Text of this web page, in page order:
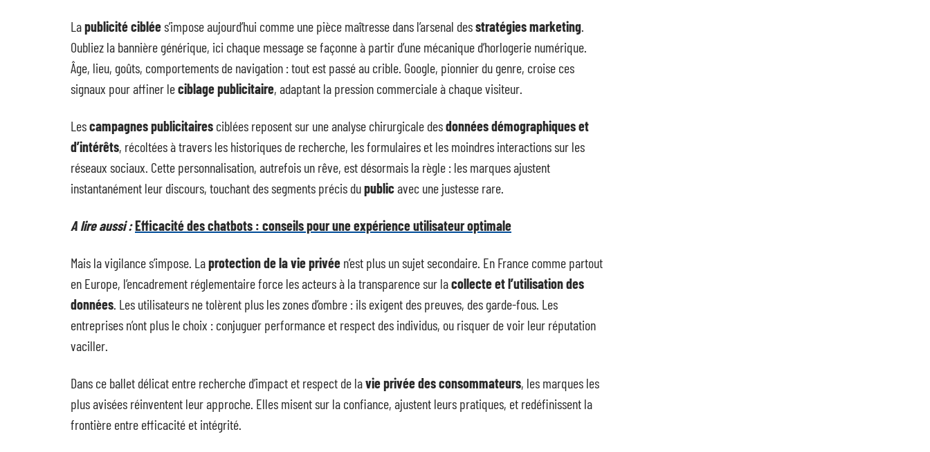
Lapublicité ciblées’impose aujourd’hui comme une pièce maîtresse dans l’arsenal desstratégies marketing.
Oubliez la bannière générique, ici chaque message se façonne à partir d’une mécanique d’horlogerie numérique.
Âge, lieu, goûts, comportements de navigation : tout est passé au crible. Google, pionnier du genre, croise ces
signaux pour affiner leciblage publicitaire, adaptant la pression commerciale à chaque visiteur.
Lescampagnes publicitaires ciblées reposent sur une analyse chirurgicale desdonnées démographiques et
d’intérêts, récoltées à travers les historiques de recherche, les formulaires et les moindres interactions sur les
réseaux sociaux. Cette personnalisation, autrefois un rêve, est désormais la règle : les marques ajustent
instantanément leur discours, touchant des segments précis dupublicavec une justesse rare.
A lire aussi :Efficacité des chatbots : conseils pour une expérience utilisateur optimale
Mais la vigilance s’impose. Laprotection de la vie privée n’est plus un sujet secondaire. En France comme partout
en Europe, l’encadrement réglementaire force les acteurs à la transparence sur lacollecte et l’utilisation des
données. Les utilisateurs ne tolèrent plus les zones d’ombre : ils exigent des preuves, des garde-fous. Les
entreprises n’ont plus le choix : conjuguer performance et respect des individus, ou risquer de voir leur réputation
vaciller.
Dans ce ballet délicat entre recherche d’impact et respect de lavie privée des consommateurs, les marques les
plus avisées réinventent leur approche. Elles misent sur la confiance, ajustent leurs pratiques, et redéfinissent la
frontière entre efficacité et intégrité.